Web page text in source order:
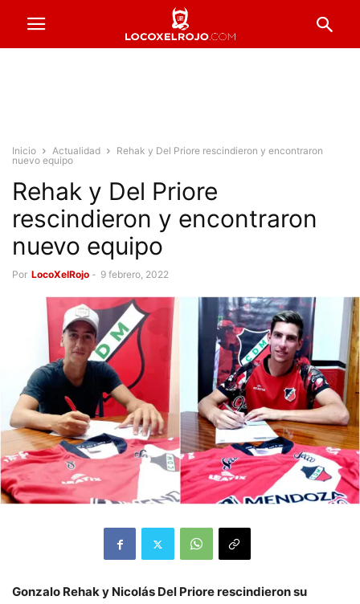
Inicio Actualidad
Rehak y Del Priore rescindieron y encontraron
nuevo equipo
Rehak y Del Priore
rescindieron y encontraron
nuevo equipo
Por LocoXelRojo - 9 febrero, 2022
Gonzalo Rehak y Nicolás Del Priore rescindieron su